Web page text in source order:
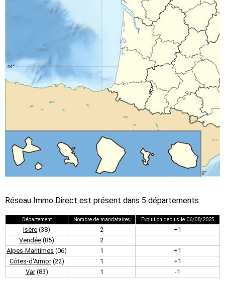
Réseau Immo Direct est présent dans 5 départements.
Département Nombre de mandataires Evolution depuis le 06/08/2025
Isère (38) 2
+1
Vendée (85)
2
Alpes-Maritimes (06) 1
+1
Côtes-d'Armor(22) 1
+1
Var(83) 1 -1